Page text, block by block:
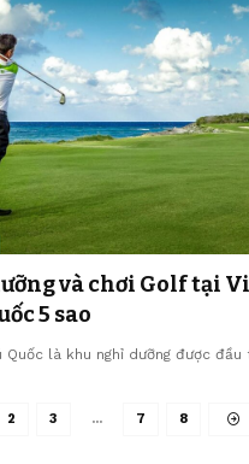
và chơi Golf tại
5 sao
là khu nghỉ dưỡng được đầu
2 3 … 7 8